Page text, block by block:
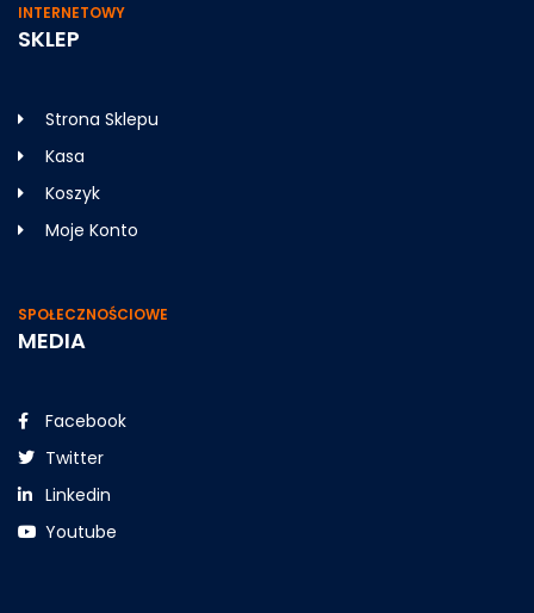
INTERNETOWY
SKLEP
Strona Sklepu
Kasa
Koszyk
Moje Konto
SPOŁECZNOŚCIOWE
MEDIA
Facebook
Twitter
Linkedin
Youtube